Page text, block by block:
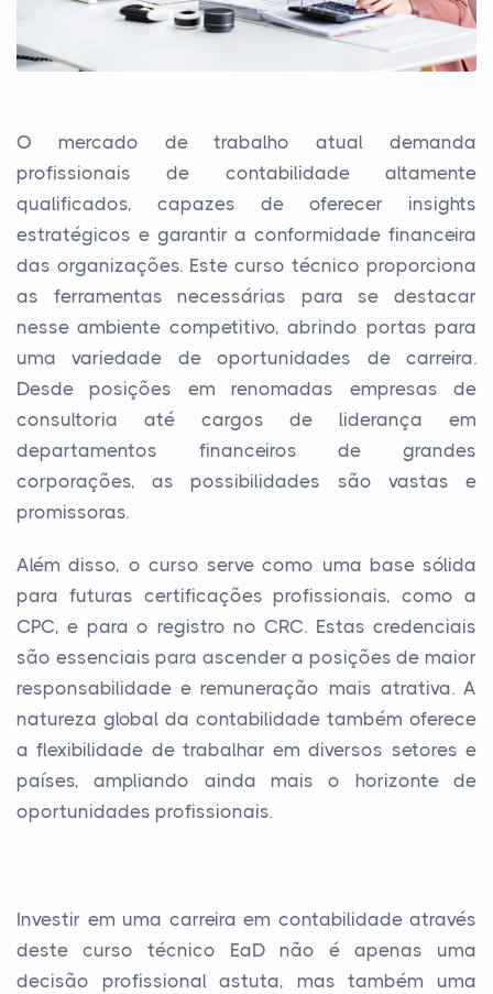
O mercado de trabalho atual demanda
profissionais de contabilidade altamente
qualificados, capazes de oferecer insights
estratégicos e garantir a conformidade financeira
das organizações. Este curso técnico proporciona
as ferramentas necessárias para se destacar
nesse ambiente competitivo, abrindo portas para
uma variedade de oportunidades de carreira.
Desde posições em renomadas empresas de
consultoria até cargos de liderança em
departamentos financeiros de grandes
corporações, as possibilidades são vastas e
promissoras.
Além disso, o curso serve como uma base sólida
para futuras certificações profissionais, como a
CPC, e para o registro no CRC. Estas credenciais
são essenciais para ascender a posições de maior
responsabilidade e remuneração mais atrativa. A
natureza global da contabilidade também oferece
a flexibilidade de trabalhar em diversos setores e
países, ampliando ainda mais o horizonte de
oportunidades profissionais.
Investir em uma carreira em contabilidade através
deste curso técnico EaD não é apenas uma
decisão profissional astuta, mas também uma